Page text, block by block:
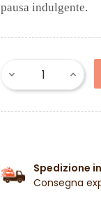
pausa indulgente.
Spedizione
Consegna